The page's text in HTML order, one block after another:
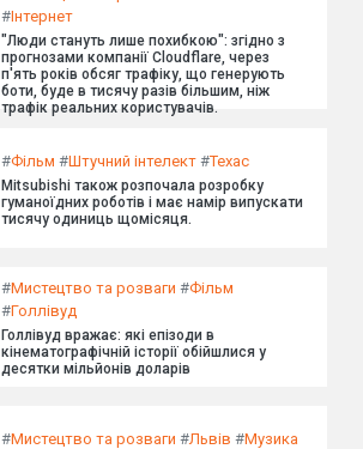
#Інтернет
"Люди стануть лише похибкою": згідно з
прогнозами компанії Cloudflare, через
п'ять років обсяг трафіку, що генерують
боти, буде в тисячу разів більшим, ніж
трафік реальних користувачів.
#Фільм #Штучний інтелект #Техас
Mitsubishi також розпочала розробку
гуманоїдних роботів і має намір випускати
тисячу одиниць щомісяця.
#Мистецтво та розваги #Фільм
#Голлівуд
Голлівуд вражає: які епізоди в
кінематографічній історії обійшлися у
десятки мільйонів доларів
#Мистецтво та розваги #Львів #Музика